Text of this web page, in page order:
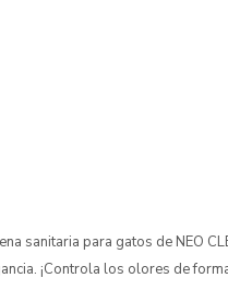
sanitaria para gatos de NEO
¡Controla los olores de